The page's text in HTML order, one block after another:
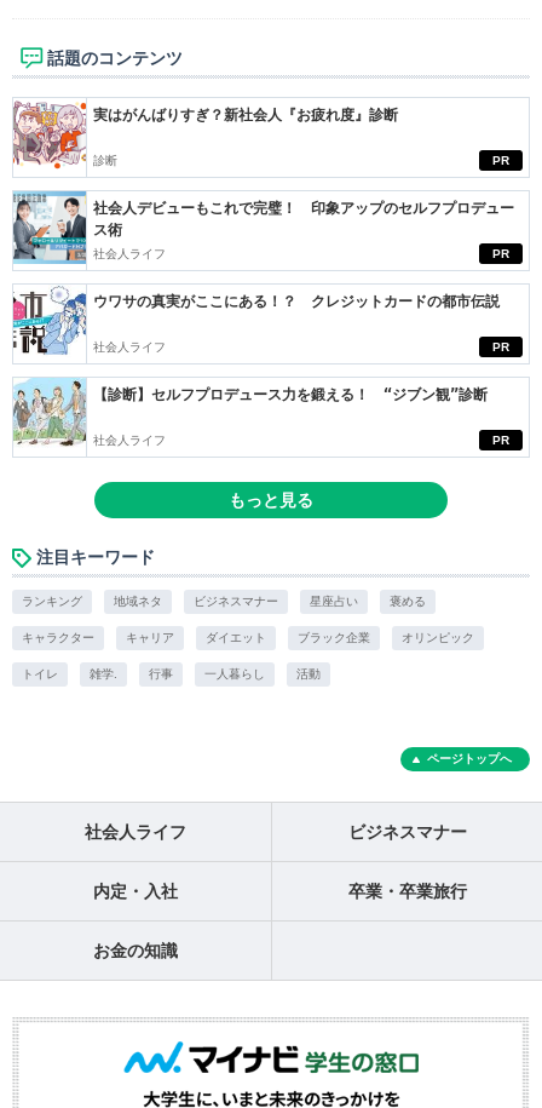
話題のコンテンツ
PR
実はがんばりすぎ？新社会人『お疲れ度』診断
診断
PR
社会人デビューもこれで完璧！ 印象アップのセルフプロデュー
ス術
社会人ライフ
PR
ウワサの真実がここにある！？ クレジットカードの都市伝説
社会人ライフ
PR
【診断】セルフプロデュース力を鍛える！ “ジブン観”診断
社会人ライフ
もっと見る
注目キーワード
ランキング 地域ネタ ビジネスマナー 星座占い 褒める
キャラクター キャリア ダイエット ブラック企業 オリンピック
トイレ 雑学. 行事 一人暮らし 活動
ページトップへ
社会人ライフ ビジネスマナー
内定・入社 卒業・卒業旅行
お金の知識